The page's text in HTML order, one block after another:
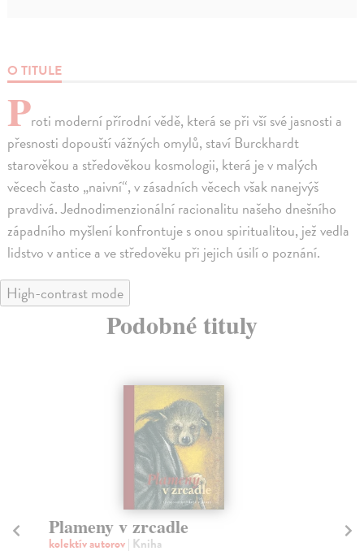
O TITULE
Proti moderní přírodní vědě, která se při vší své jasnosti a
přesnosti dopouští vážných omylů, staví Burckhardt
starověkou a středověkou kosmologii, která je v malých
věcech často „naivní“, v zásadních věcech však nanejvýš
pravdivá. Jednodimenzionální racionalitu našeho dnešního
západního myšlení konfrontuje s onou spiritualitou, jež vedla
lidstvo v antice a ve středověku při jejich úsilí o poznání.
High-contrast mode
Podobné tituly
Dal jsem ti oči, a tys je upřela do
temnot